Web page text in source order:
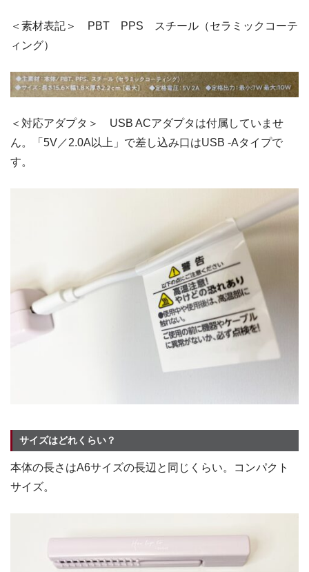
＜素材表記＞ PBT PPS スチール（セラミックコーテ
ィング）
＜対応アダプタ＞ USB ACアダプタは付属していませ
ん。「5V／2.0A以上」で差し込み口はUSB -Aタイプで
す。
サイズはどれくらい？
本体の長さはA6サイズの長辺と同じくらい。コンパクト
サイズ。